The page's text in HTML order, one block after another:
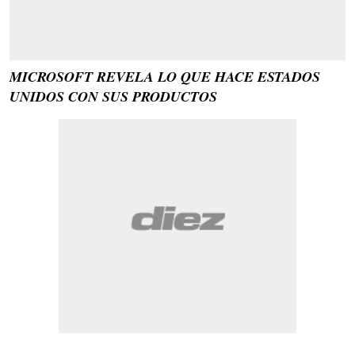
MICROSOFT REVELA LO QUE HACE ESTADOS
UNIDOS CON SUS PRODUCTOS